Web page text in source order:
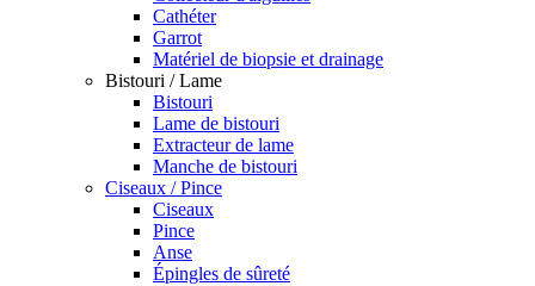
Cathéter
Garrot
Matériel de biopsie et drainage
Bistouri / Lame
Bistouri
Lame de bistouri
Extracteur de lame
Manche de bistouri
Ciseaux / Pince
Ciseaux
Pince
Anse
Épingles de sûreté